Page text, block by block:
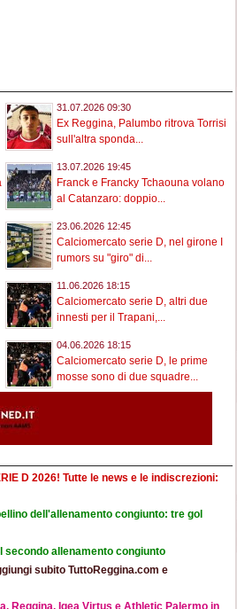
31.07.2026 09:30
Ex Reggina, Palumbo ritrova Torrisi
sull'altra sponda...
13.07.2026 19:45
Franck e Francky Tchaouna volano
al Catanzaro: doppio...
23.06.2026 12:45
Calciomercato serie D, nel girone I
rumors su "giro" di...
11.06.2026 18:15
Calciomercato serie D, altri due
innesti per il Trapani,...
04.06.2026 18:15
Calciomercato serie D, le prime
mosse sono di due squadre...
D 2026! Tutte le news e le indiscrezioni:
dell'allenamento congiunto: tre gol
secondo allenamento congiunto
subito TuttoReggina.com e
Reggina, Igea Virtus e Athletic Palermo in